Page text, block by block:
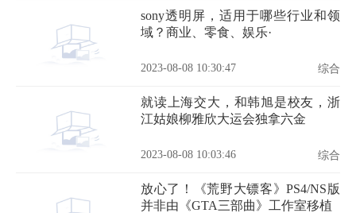
sony透明屏，适用于哪些行业和领
域？商业、零食、娱乐·
2023-08-08 10:30:47 综合
就读上海交大，和韩旭是校友，浙
江姑娘柳雅欣大运会独拿六金
2023-08-08 10:03:46 综合
放心了！《荒野大镖客》PS4/NS版
并非由《GTA三部曲》工作室移植